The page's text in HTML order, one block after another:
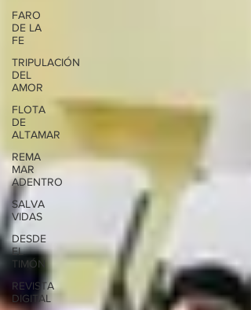
FARO
DE LA
FE
TRIPULACIÓN
DEL
AMOR
FLOTA
DE
ALTAMAR
REMA
MAR
ADENTRO
SALVA
VIDAS
DESDE
EL
TIMÓN
REVISTA
DIGITAL